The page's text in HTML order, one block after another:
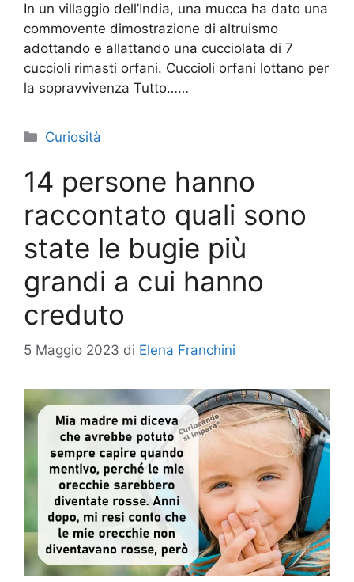
In un villaggio dell’India, una mucca ha dato una
commovente dimostrazione di altruismo
adottando e allattando una cucciolata di 7
cuccioli rimasti orfani. Cuccioli orfani lottano per
la sopravvivenza Tutto……
Categorie
Curiosità
14 persone hanno
raccontato quali sono
state le bugie più
grandi a cui hanno
creduto
5 Maggio 2023 di Elena Franchini